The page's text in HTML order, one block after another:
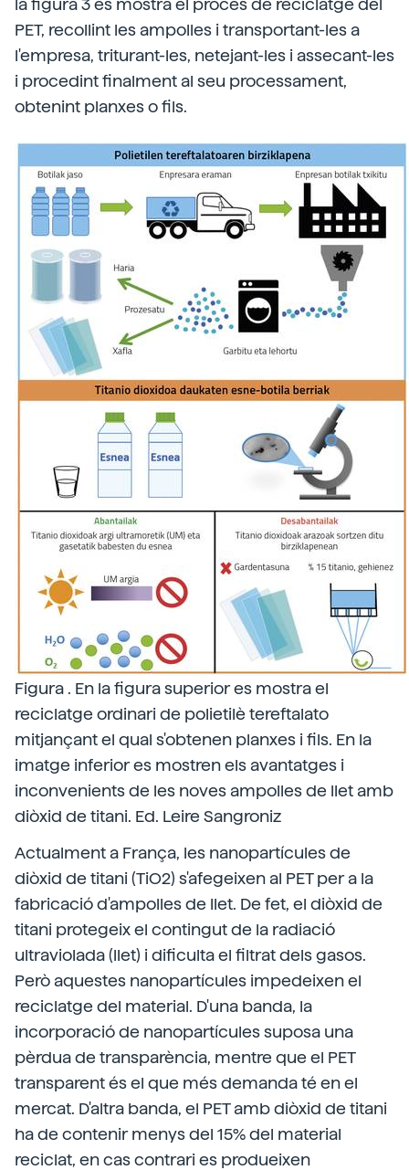
la figura 3 es mostra el procés de reciclatge del
PET, recollint les ampolles i transportant-les a
l'empresa, triturant-les, netejant-les i assecant-les
i procedint finalment al seu processament,
obtenint planxes o fils.
Figura . En la figura superior es mostra el
reciclatge ordinari de polietilè tereftalato
mitjançant el qual s'obtenen planxes i fils. En la
imatge inferior es mostren els avantatges i
inconvenients de les noves ampolles de llet amb
diòxid de titani. Ed. Leire Sangroniz
Actualment a França, les nanopartícules de
diòxid de titani (TiO2) s'afegeixen al PET per a la
fabricació d'ampolles de llet. De fet, el diòxid de
titani protegeix el contingut de la radiació
ultraviolada (llet) i dificulta el filtrat dels gasos.
Però aquestes nanopartícules impedeixen el
reciclatge del material. D'una banda, la
incorporació de nanopartícules suposa una
pèrdua de transparència, mentre que el PET
transparent és el que més demanda té en el
mercat. D'altra banda, el PET amb diòxid de titani
ha de contenir menys del 15% del material
reciclat, en cas contrari es produeixen